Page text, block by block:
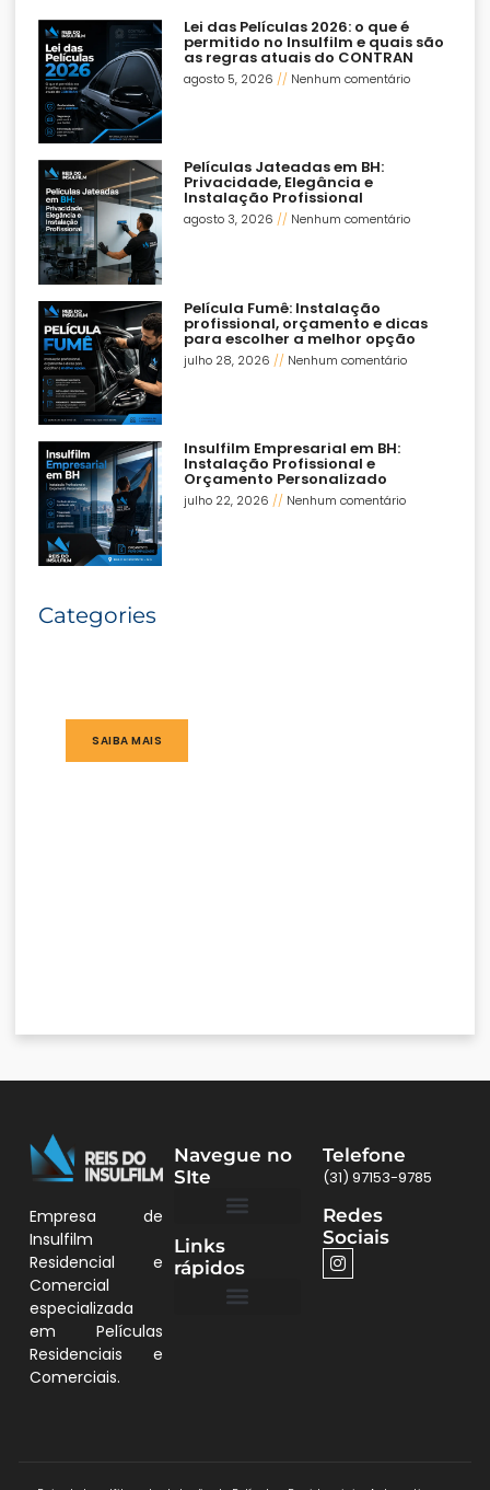
Lei das Películas 2026: o que é
permitido no Insulfilm e quais são
as regras atuais do CONTRAN
agosto 5, 2026 Nenhum comentário
Películas Jateadas em BH:
Privacidade, Elegância e
Instalação Profissional
agosto 3, 2026 Nenhum comentário
Película Fumê: Instalação
profissional, orçamento e dicas
para escolher a melhor opção
julho 28, 2026 Nenhum comentário
Insulfilm Empresarial em BH:
Instalação Profissional e
Orçamento Personalizado
julho 22, 2026 Nenhum comentário
Categories
SAIBA MAIS
Empresa de
Insulfilm
Residencial e
Comercial
especializada
em Películas
Residenciais e
Comerciais.
Navegue no
SIte
Links
rápidos
Telefone
(31) 97153-9785
Redes
Sociais